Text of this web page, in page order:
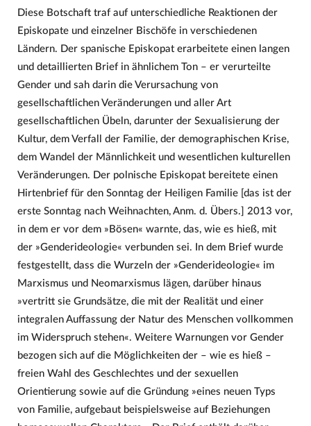
Diese Botschaft traf auf unterschiedliche Reaktionen der
Episkopate und einzelner Bischöfe in verschiedenen
Ländern. Der spanische Episkopat erarbeitete einen langen
und detaillierten Brief in ähnlichem Ton – er verurteilte
Gender und sah darin die Verursachung von
gesellschaftlichen Veränderungen und aller Art
gesellschaftlichen Übeln, darunter der Sexualisierung der
Kultur, dem Verfall der Familie, der demographischen Krise,
dem Wandel der Männlichkeit und wesentlichen kulturellen
Veränderungen. Der polnische Episkopat bereitete einen
Hirtenbrief für den Sonntag der Heiligen Familie [das ist der
erste Sonntag nach Weihnachten, Anm. d. Übers.] 2013 vor,
in dem er vor dem »Bösen« warnte, das, wie es hieß, mit
der »Genderideologie« verbunden sei. In dem Brief wurde
festgestellt, dass die Wurzeln der »Genderideologie« im
Marxismus und Neomarxismus lägen, darüber hinaus
»vertritt sie Grundsätze, die mit der Realität und einer
integralen Auffassung der Natur des Menschen vollkommen
im Widerspruch stehen«. Weitere Warnungen vor Gender
bezogen sich auf die Möglichkeiten der – wie es hieß –
freien Wahl des Geschlechtes und der sexuellen
Orientierung sowie auf die Gründung »eines neuen Typs
von Familie, aufgebaut beispielsweise auf Beziehungen